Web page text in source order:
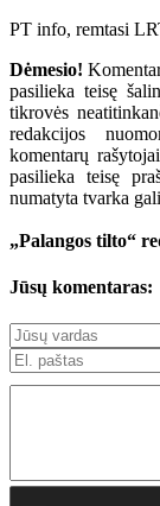
PT info, remtasi
Dėmesio!
pasilieka teisę
tikrovės
redakcijos
komentarų
pasilieka teisę
numatyta tvarka
„Palangos tilto“
Jūsų komentaras: